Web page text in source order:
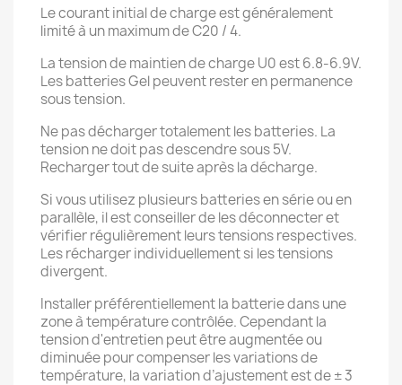
Le courant initial de charge est généralement
limité à un maximum de C20 / 4.
La tension de maintien de charge U0 est 6.8-6.9V.
Les batteries Gel peuvent rester en permanence
sous tension.
Ne pas décharger totalement les batteries. La
tension ne doit pas descendre sous 5V.
Recharger tout de suite après la décharge.
Si vous utilisez plusieurs batteries en série ou en
parallèle, il est conseiller de les déconnecter et
vérifier régulièrement leurs tensions respectives.
Les récharger individuellement si les tensions
divergent.
Installer préférentiellement la batterie dans une
zone à température contrôlée. Cependant la
tension d'entretien peut être augmentée ou
diminuée pour compenser les variations de
température, la variation d’ajustement est de ± 3